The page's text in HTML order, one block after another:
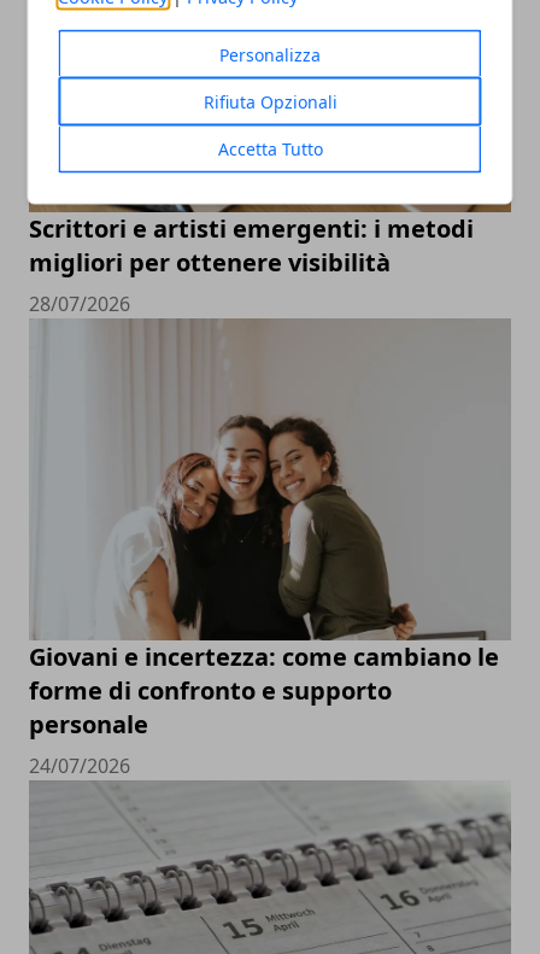
Personalizza
Rifiuta Opzionali
Accetta Tutto
Scrittori e artisti emergenti: i metodi
migliori per ottenere visibilità
28/07/2026
Giovani e incertezza: come cambiano le
forme di confronto e supporto
personale
24/07/2026